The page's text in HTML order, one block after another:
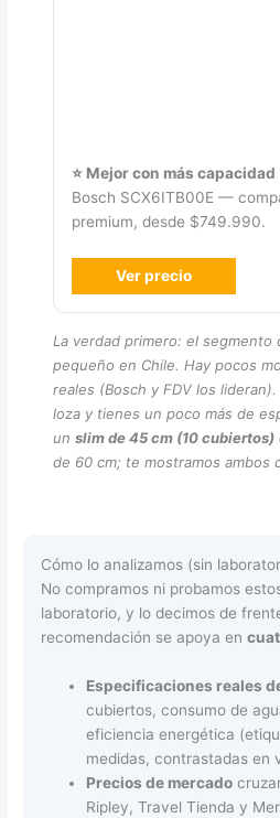
⭐ Mejor con más capacidad
Bosch SCX6ITB00E —
premium, desde $749.990.
Ver precio
La verdad primero: el
pequeño en Chile. Hay pocos
reales (Bosch y FDV los
loza y tienes un poco más de
unslim de 45 cm (10 cubiertos)
de 60 cm; te mostramos ambos
Cómo lo analizamos (sin
No compramos ni probamos
laboratorio, y lo decimos de
recomendación se apoya en
Especificaciones reales
cubiertos, consumo de
eficiencia energética
medidas, contrastadas en
Precios de mercado
Ripley, Travel Tienda y